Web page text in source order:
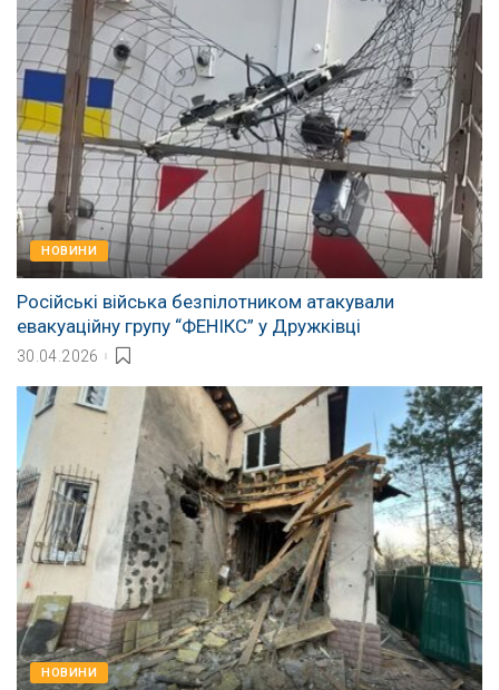
НОВИНИ
Російські війська безпілотником атакували
евакуаційну групу “ФЕНІКС” у Дружківці
30.04.2026
НОВИНИ